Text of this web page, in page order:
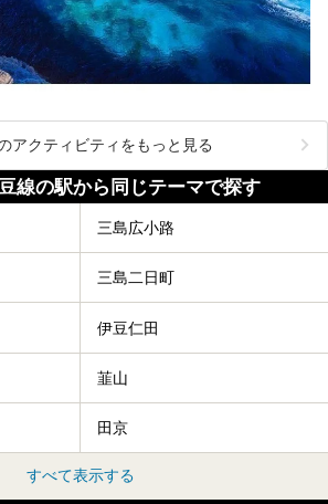
アクティビティをもっと見る
線の駅から同じテーマで探す
三島広小路
三島二日町
伊豆仁田
韮山
田京
すべて表示する